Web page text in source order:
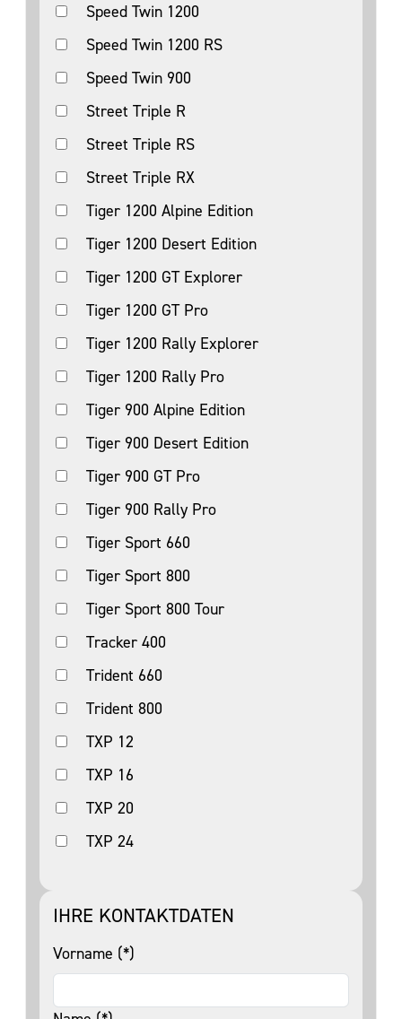
Speed Twin 1200
Speed Twin 1200 RS
Speed Twin 900
Street Triple R
Street Triple RS
Street Triple RX
Tiger 1200 Alpine Edition
Tiger 1200 Desert Edition
Tiger 1200 GT Explorer
Tiger 1200 GT Pro
Tiger 1200 Rally Explorer
Tiger 1200 Rally Pro
Tiger 900 Alpine Edition
Tiger 900 Desert Edition
Tiger 900 GT Pro
Tiger 900 Rally Pro
Tiger Sport 660
Tiger Sport 800
Tiger Sport 800 Tour
Tracker 400
Trident 660
Trident 800
TXP 12
TXP 16
TXP 20
TXP 24
IHRE KONTAKTDATEN
Vorname (*)